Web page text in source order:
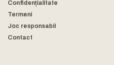
Confidențialitate
Termeni
Joc responsabil
Contact